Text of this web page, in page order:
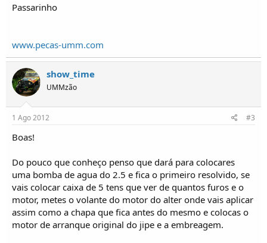
Passarinho
www.pecas-umm.com
show_time
UMMzão
1 Ago 2012 #3
Boas!
Do pouco que conheço penso que dará para colocares
uma bomba de agua do 2.5 e fica o primeiro resolvido, se
vais colocar caixa de 5 tens que ver de quantos furos e o
motor, metes o volante do motor do alter onde vais aplicar
assim como a chapa que fica antes do mesmo e colocas o
motor de arranque original do jipe e a embreagem.